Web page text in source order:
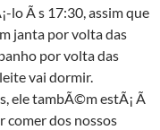
lo Ã s 17:30, assim que
janta por volta das
por volta das
vai dormir.
ele tambÃ©m estÃ¡ Ã
comer dos nossos